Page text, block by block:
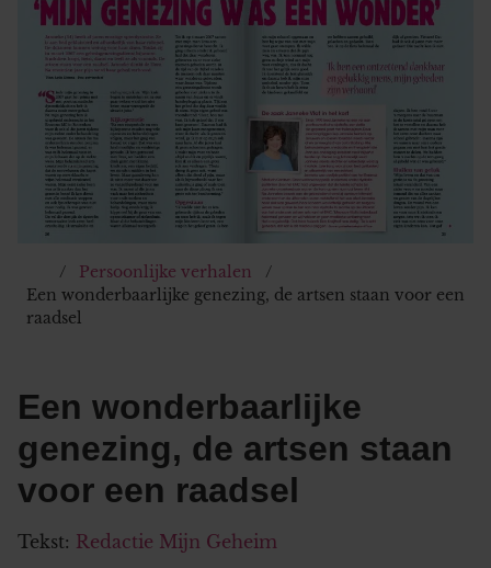
Persoonlijke verhalen
Een wonderbaarlijke genezing, de artsen staan voor een
raadsel
Een wonderbaarlijke
genezing, de artsen staan
voor een raadsel
Tekst: Redactie Mijn Geheim